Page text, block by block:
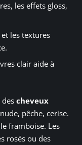
les effets gloss,
les textures
clair aide à
cheveux
pêche, cerise.
framboise. Les
rosés ou des